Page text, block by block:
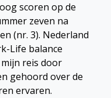
scoren op de
zeven na
(nr. 3). Nederland
Life balance
reis door
gehoord over de
ervaren.